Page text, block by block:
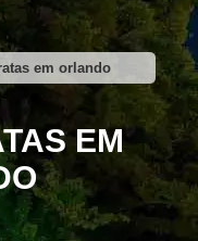
em orlando
EM